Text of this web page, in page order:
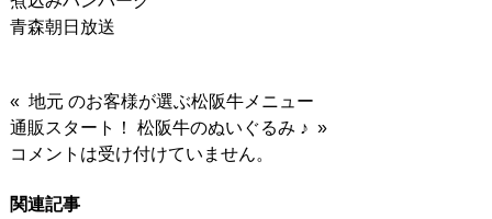
青森朝日放送
« 地元 のお客様が選ぶ松阪牛メニュー
通販スタート！ 松阪牛のぬいぐるみ ♪ »
コメントは受け付けていません。
関連記事